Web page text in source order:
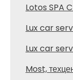
Lotos SPA
Lux car
Lux car
Most,